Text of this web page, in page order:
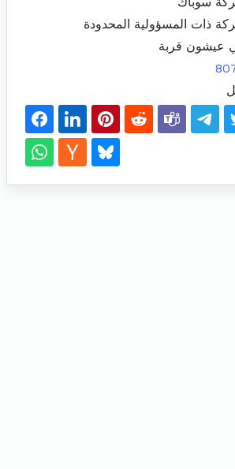
ذات المسؤولية المحدودة
عيشون قربة